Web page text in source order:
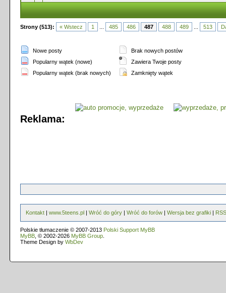
Strony (513): « Wstecz 1 485 486 487 488 489 513
Nowe posty
Popularny wątek (nowe)
Popularny wątek (brak nowych)
Brak nowych postów
Zawiera Twoje posty
Zamknięty wątek
Reklama:
Kontakt | www.5teens.pl | Wróć do góry | Wróć do forów | Wersja bez grafiki | RSS
Polskie tłumaczenie © 2007-2013 Polski Support MyBB
MyBB , © 2002-2026 MyBB Group
Theme Design by WbDev